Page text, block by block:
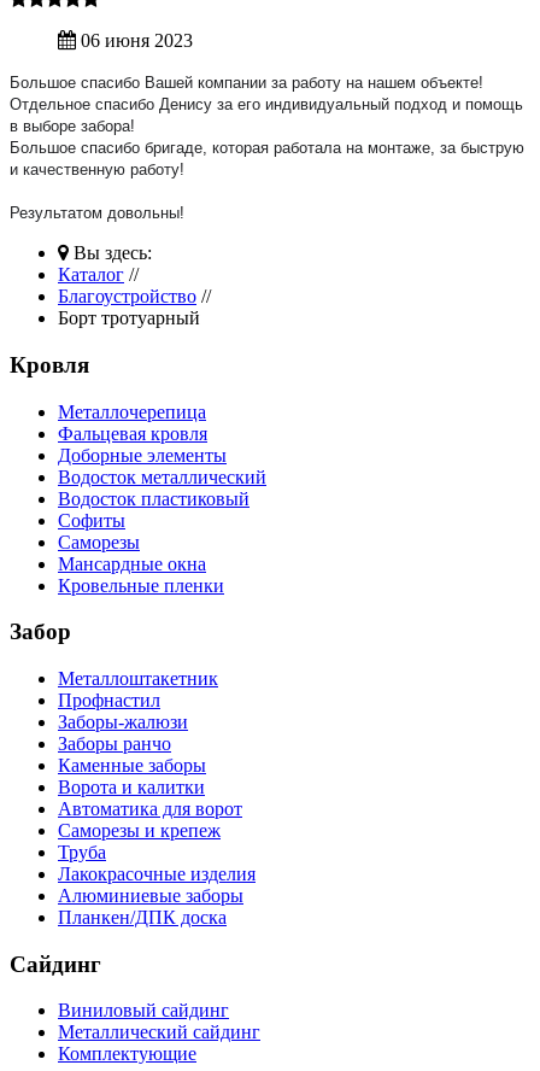
06 июня 2023
Большое спасибо Вашей компании за работу на нашем объекте!
Отдельное спасибо Денису за его индивидуальный подход и помощь
в выборе забора!
Большое спасибо бригаде, которая работала на монтаже, за быструю
и качественную работу!
Результатом довольны!
Вы здесь:
Каталог //
Благоустройство //
Борт тротуарный
Кровля
Металлочерепица
Фальцевая кровля
Доборные элементы
Водосток металлический
Водосток пластиковый
Софиты
Саморезы
Мансардные окна
Кровельные пленки
Забор
Металлоштакетник
Профнастил
Заборы-жалюзи
Заборы ранчо
Каменные заборы
Ворота и калитки
Автоматика для ворот
Саморезы и крепеж
Труба
Лакокрасочные изделия
Алюминиевые заборы
Планкен/ДПК доска
Сайдинг
Виниловый сайдинг
Металлический сайдинг
Комплектующие